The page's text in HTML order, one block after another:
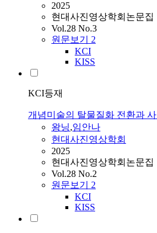
2025
현대사진영상학회논문집
Vol.28 No.3
원문보기 2
KCI
KISS
KCI등재
개념미술의 탈물질화 전환과
왕닝,임안나
현대사진영상학회
2025
현대사진영상학회논문집
Vol.28 No.2
원문보기 2
KCI
KISS